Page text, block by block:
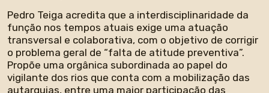
Pedro Teiga acredita que a interdisciplinaridade da
função nos tempos atuais exige uma atuação
transversal e colaborativa, com o objetivo de corrigir
o problema geral de “falta de atitude preventiva”.
Propõe uma orgânica subordinada ao papel do
vigilante dos rios que conta com a mobilização das
autarquias, entre uma maior participação das